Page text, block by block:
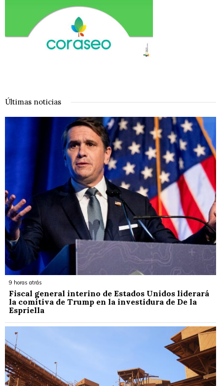
Últimas noticias
9 horas atrás
Fiscal general interino de Estados Unidos liderará
la comitiva de Trump en la investidura de De la
Espriella